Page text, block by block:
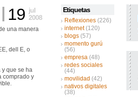
Etiquetas
Reflexiones (226)
internet (120)
blogs (57)
momento gurú
(56)
empresa (48)
redes sociales
(44)
movilidad (42)
nativos digitales
(38)
19 jul
2008
una manera
dell E, o
y que se ha
comprado y